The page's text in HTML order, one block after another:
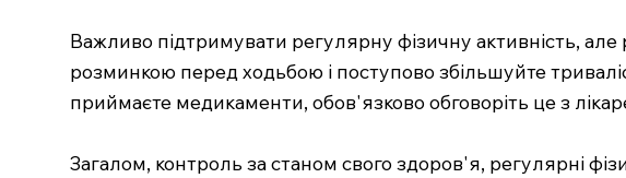
Важливо підтримувати регулярну фізичну активність,
розминкою перед ходьбою і поступово збільшуйте
приймаєте медикаменти, обов'язково обговоріть це з
Загалом, контроль за станом свого здоров'я, регулярні